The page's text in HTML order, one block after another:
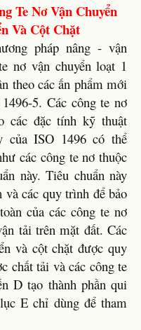
Te Nơ Vận Chuyển
Và Cột Chặt
pháp nâng - vận
nơ vận chuyển loạt 1
theo các ấn phẩm mới
5. Các công te nơ
các đặc tính kỹ thuật
của ISO 1496 có thể
các công te nơ thuộc
này. Tiêu chuẩn này
và các quy trình để bảo
của các công te nơ
tải trên mặt đất. Các
và cột chặt được quy
chất tải và các công te
D tạo thành phần qui
E chỉ dùng để tham